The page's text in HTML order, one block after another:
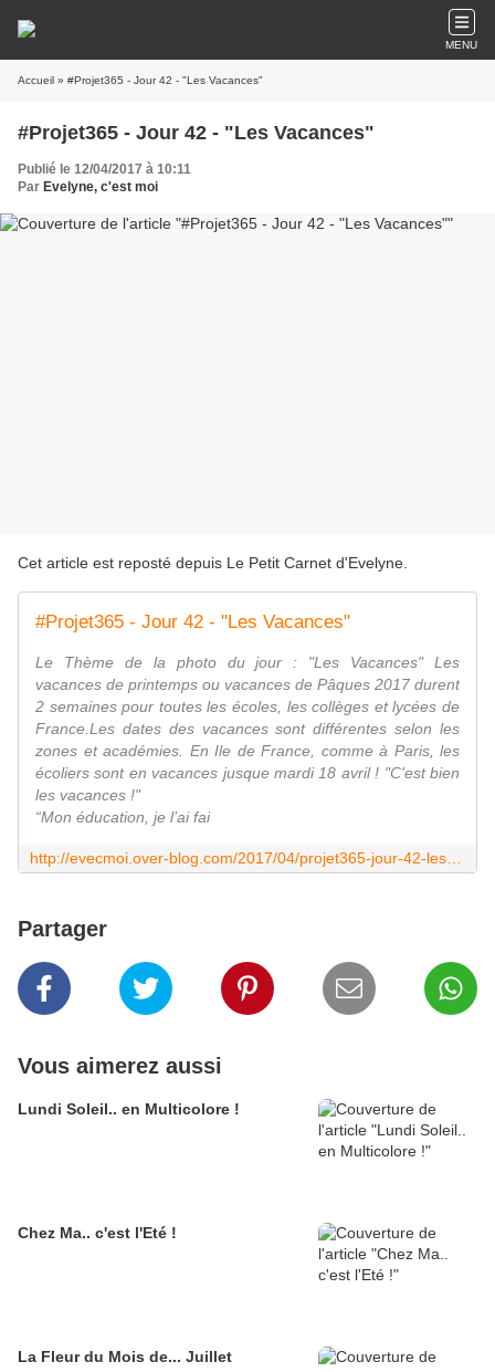
MENU
Accueil » #Projet365 - Jour 42 - "Les Vacances"
#Projet365 - Jour 42 - "Les Vacances"
Publié le 12/04/2017 à 10:11
Par Evelyne, c'est moi
Cet article est reposté depuis Le Petit Carnet d'Evelyne
#Projet365 - Jour 42 - "Les Vacances"
Le Thème de la photo du jour : "Les Vacances" Les
vacances de printemps ou vacances de Pâques 2017 durent
2 semaines pour toutes les écoles, les collèges et lycées de
France.Les dates des vacances sont différentes selon les
zones et académies. En Ile de France, comme à Paris, les
écoliers sont en vacances jusque mardi 18 avril ! "C'est bien
les vacances !"
“Mon éducation, je l’ai fai
Partager
Vous aimerez aussi
Lundi Soleil.. en Multicolore !
Chez Ma.. c'est l'Eté !
La Fleur du Mois de... Juillet